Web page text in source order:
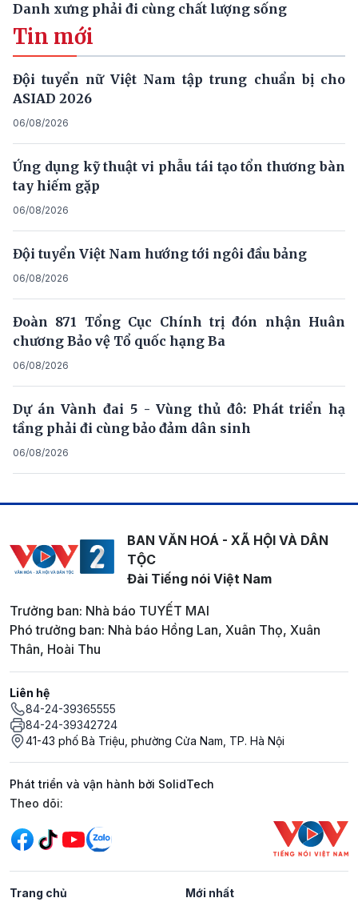
Danh xưng phải đi cùng chất lượng sống
Tin mới
Đội tuyển nữ Việt Nam tập trung chuẩn bị cho
ASIAD 2026
06/08/2026
Ứng dụng kỹ thuật vi phẫu tái tạo tổn thương bàn
tay hiếm gặp
06/08/2026
Đội tuyển Việt Nam hướng tới ngôi đầu bảng
06/08/2026
Đoàn 871 Tổng Cục Chính trị đón nhận Huân
chương Bảo vệ Tổ quốc hạng Ba
06/08/2026
Dự án Vành đai 5 - Vùng thủ đô: Phát triển hạ
tầng phải đi cùng bảo đảm dân sinh
06/08/2026
BAN VĂN HOÁ - XÃ HỘI VÀ DÂN
TỘC
Đài Tiếng nói Việt Nam
Trưởng ban: Nhà báo TUYẾT MAI
Phó trưởng ban: Nhà báo Hồng Lan, Xuân Thọ, Xuân
Thân, Hoài Thu
Liên hệ
84-24-39365555
84-24-39342724
41-43 phố Bà Triệu, phường Cửa Nam, TP. Hà Nội
Phát triển và vận hành bởi SolidTech
Mạng xã hội
Theo dõi:
Trang chủ Mới nhất